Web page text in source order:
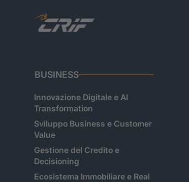
BUSINESS
Innovazione Digitale e AI
Transformation
Sviluppo Business e Customer
Value
Gestione del Credito e
Decisioning
Ecosistema Immobiliare e Real